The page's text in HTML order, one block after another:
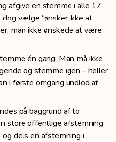
afgive en stemme i alle 17
dog vælge “ønsker ikke at
man ikke ønskede at være
én gang. Man må ikke
og stemme igen – heller
i første omgang undlod at
på baggrund af to
store offentlige afstemning
dels en afstemning i